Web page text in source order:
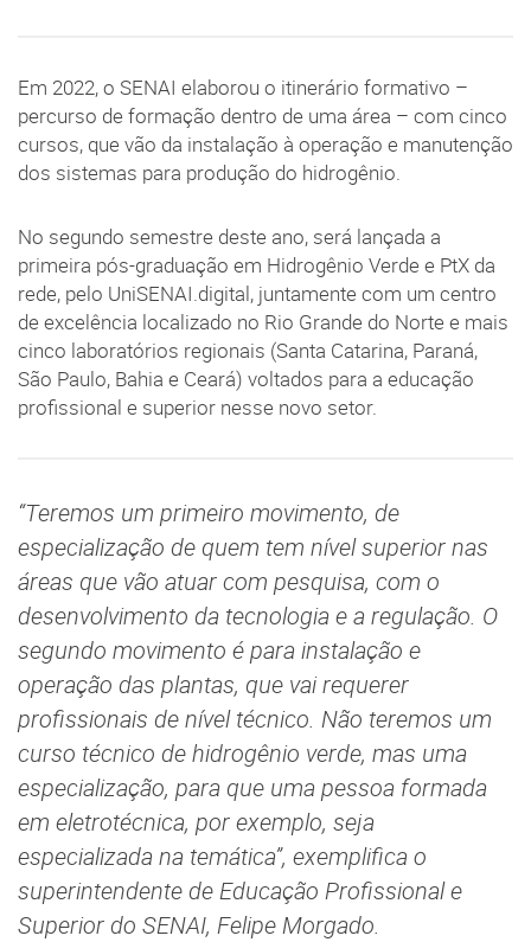
Em 2022, o SENAI elaborou o itinerário formativo –
percurso de formação dentro de uma área – com cinco
cursos, que vão da instalação à operação e manutenção
dos sistemas para produção do hidrogênio.
No segundo semestre deste ano, será lançada a
primeira pós-graduação em Hidrogênio Verde e PtX da
rede, pelo UniSENAI.digital, juntamente com um centro
de excelência localizado no Rio Grande do Norte e mais
cinco laboratórios regionais (Santa Catarina, Paraná,
São Paulo, Bahia e Ceará) voltados para a educação
profissional e superior nesse novo setor.
“Teremos um primeiro movimento, de
especialização de quem tem nível superior nas
áreas que vão atuar com pesquisa, com o
desenvolvimento da tecnologia e a regulação. O
segundo movimento é para instalação e
operação das plantas, que vai requerer
profissionais de nível técnico. Não teremos um
curso técnico de hidrogênio verde, mas uma
especialização, para que uma pessoa formada
em eletrotécnica, por exemplo, seja
especializada na temática”, exemplifica o
superintendente de Educação Profissional e
Superior do SENAI, Felipe Morgado.